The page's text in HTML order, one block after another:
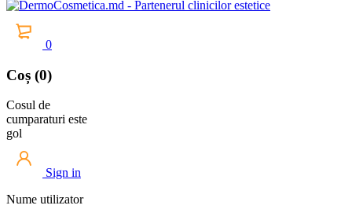
0
Coș (0)
Cosul de
cumparaturi este
gol
Sign in
Nume utilizator